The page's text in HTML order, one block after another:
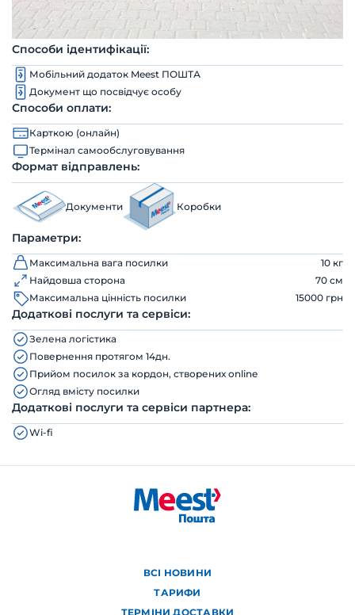
Способи ідентифікації:
Мобільний додаток Meest ПОШТА
Документ що посвідчує особу
Способи оплати:
Карткою (онлайн)
Термінал самообслуговування
Формат відправлень:
Документи Коробки
Параметри:
Максимальна вага посилки
10 кг
Найдовша сторона
70 см
Максимальна цінність посилки
15000 грн
Додаткові послуги та сервіси:
Зелена логістика
Повернення протягом 14дн.
Прийом посилок за кордон, створених online
Огляд вмісту посилки
Додаткові послуги та сервіси партнера:
Wi-fi
ВСІ НОВИНИ
ТАРИФИ
ТЕРМІНИ ДОСТАВКИ